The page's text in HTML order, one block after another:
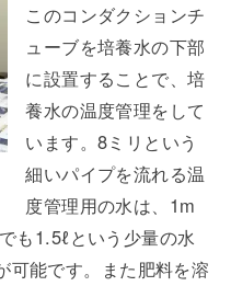
このコンダクションチ
ューブを培養水の下部
に設置することで、培
養水の温度管理をして
います。8ミリという
細いパイプを流れる温
度管理用の水は、1m
も1.5ℓという少量の水
可能です。また肥料を溶